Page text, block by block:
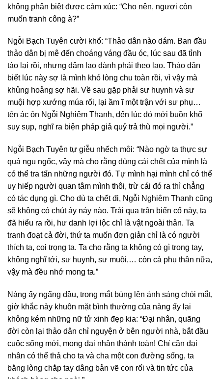
không phân biệt được cảm xúc: “Cho nên, ngươi còn
muốn tranh công à?”
Ngỗi Bạch Tuyên cười khổ: “Thảo dân nào dám. Ban đầu
thảo dân bị mê đến choáng váng đầu óc, lúc sau đã tỉnh
táo lại rồi, nhưng đâm lao đành phải theo lao. Thảo dân
biết lúc này sợ là mình khó lòng chu toàn rồi, vì vậy mà
khủng hoảng sợ hãi. Về sau gặp phải sư huynh và sư
muội hợp xướng múa rối, lại ầm ĩ một trận với sư phụ…
tên ác ôn Ngỗi Nghiêm Thanh, đến lúc đó mới buồn khổ
suy sụp, nghĩ ra biện pháp giả quỷ trả thù mọi người.”
Ngỗi Bạch Tuyên tự giễu nhếch môi: “Nào ngờ ta thực sự
quá ngu ngốc, vậy mà cho rằng dùng cái chết của mình là
có thể tra tấn những người đó. Tự mình hại mình chỉ có thể
uy hiếp người quan tâm mình thôi, trừ cái đó ra thì chẳng
có tác dụng gì. Cho dù ta chết đi, Ngỗi Nghiêm Thanh cũng
sẽ không có chút áy náy nào. Trải qua trận biến cố này, ta
đã hiểu ra rồi, hư danh lợi lộc chỉ là vật ngoài thân. Ta
tranh đoạt cả đời, thứ ta muốn đơn giản chỉ là có người
thích ta, coi trọng ta. Ta cho rằng ta không có gì trong tay,
không nghĩ tới, sư huynh, sư muội,… còn cả phụ thân nữa,
vậy mà đều nhớ mong ta.”
Nàng ấy ngẩng đầu, trong mắt bùng lên ánh sáng chói mắt,
giờ khắc này khuôn mặt bình thường của nàng ấy lại
không kém những nữ tử xinh đẹp kia: “Đại nhân, quãng
đời còn lại thảo dân chỉ nguyện ở bên người nhà, bắt đầu
cuộc sống mới, mong đại nhân thành toàn! Chỉ cần đại
nhân có thể thả cho ta và cha một con đường sống, ta
bằng lòng chắp tay dâng bản vẽ con rối và tin tức của